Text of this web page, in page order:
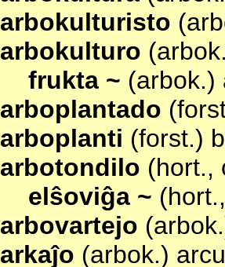
arbokulturisto
arbokulturo
frukta ~ (arbok.)
arboplantado
arboplanti (forst.)
arbotondilo (hort.,
elŝoviĝa ~
arbovartejo
arkaĵo (arbok.)